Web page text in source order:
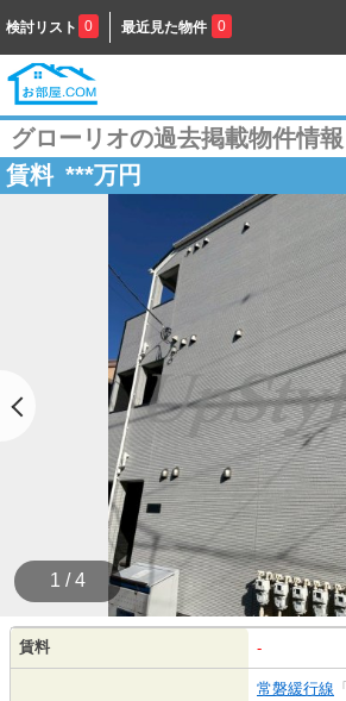
検討リスト 0 最近見た物件 0
グローリオの過去掲載物件情報
賃料 ***万円
1 / 4
賃料 -
常磐緩行線 「